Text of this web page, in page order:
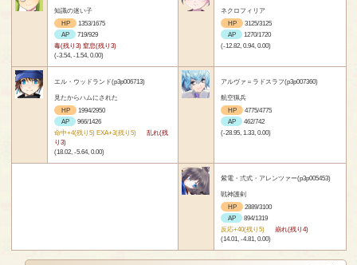
知識の迷い子
HP
1353/1675
AP
719/929
毒(残り3) 窒息(残り3)
(-3.54, -1.54, 0.00)
ネクロフィリア
HP
3125/3125
AP
1270/1720
(-12.82, 0.94, 0.00)
エル・ウッドランド(p3p006713)
見たからハムにされた
HP
1994/2950
AP
966/1426
命中+4(残り5) EXA+3(残り5)
乱れ(残
り3)
(18.02, -5.64, 0.00)
アルヴァ＝ラドスラフ(p3p007360)
航空猟兵
HP
4775/4775
AP
462/742
(-28.95, 1.33, 0.00)
紫電・弍式・アレンツァー(p3p005453)
戦神護剣
HP
2889/3100
AP
894/1319
反応+40(残り5)
崩れ(残り4)
(14.01, -4.81, 0.00)